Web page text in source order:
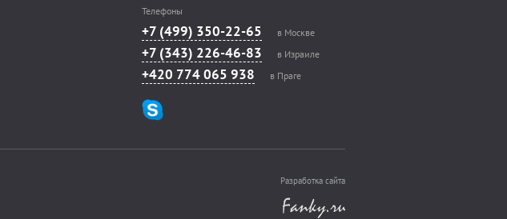
Телефоны
+7 (499) 350-22-65 в Москве
+7 (343) 226-46-83 в Израиле
+420 774 065 938 в Праге
Разработка сайта